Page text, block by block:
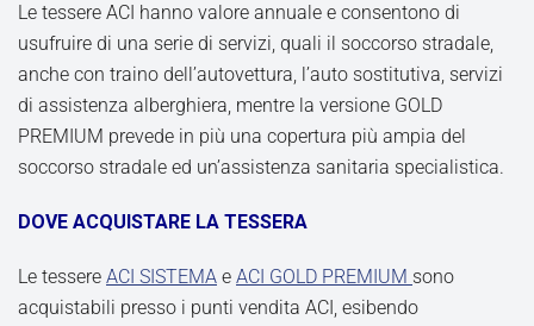
Le tessere ACI hanno valore annuale e consentono di
usufruire di una serie di servizi, quali il soccorso stradale,
anche con traino dell’autovettura, l’auto sostitutiva, servizi
di assistenza alberghiera, mentre la versione GOLD
PREMIUM prevede in più una copertura più ampia del
soccorso stradale ed un’assistenza sanitaria specialistica.
DOVE ACQUISTARE LA TESSERA
Le tessere ACI SISTEMA e ACI GOLD PREMIUM sono
acquistabili presso i punti vendita ACI, esibendo